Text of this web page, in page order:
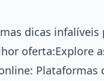
dicas infalíveis
oferta:Explore
Plataformas